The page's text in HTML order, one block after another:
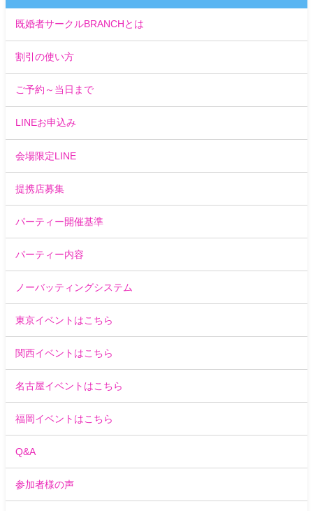
既婚者サークルBRANCHとは
割引の使い方
ご予約～当日まで
LINEお申込み
会場限定LINE
提携店募集
パーティー開催基準
パーティー内容
ノーバッティングシステム
東京イベントはこちら
関西イベントはこちら
名古屋イベントはこちら
福岡イベントはこちら
Q&A
参加者様の声